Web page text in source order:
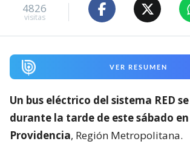
4826
visitas
VER RESUMEN
Un bus eléctrico del sistema RED
durante la tarde de este sábado
Providencia, Región Metropolitana.